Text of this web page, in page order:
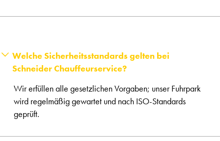
Welche Sicherheitsstandards gelten bei
Schneider Chauffeurservice?
Wir erfüllen alle gesetzlichen Vorgaben; unser Fuhrpark
wird regelmäßig gewartet und nach ISO-Standards
geprüft.